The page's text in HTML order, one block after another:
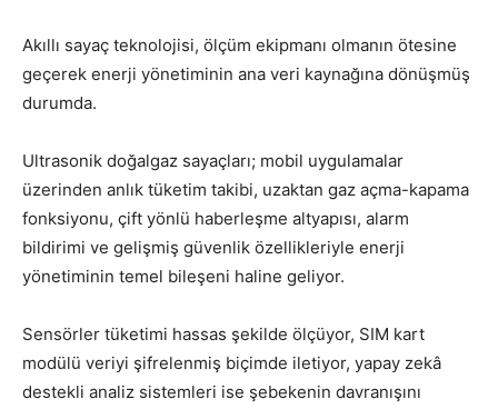
Akıllı sayaç teknolojisi, ölçüm ekipmanı olmanın ötesine
geçerek enerji yönetiminin ana veri kaynağına dönüşmüş
durumda.
Ultrasonik doğalgaz sayaçları; mobil uygulamalar
üzerinden anlık tüketim takibi, uzaktan gaz açma-kapama
fonksiyonu, çift yönlü haberleşme altyapısı, alarm
bildirimi ve gelişmiş güvenlik özellikleriyle enerji
yönetiminin temel bileşeni haline geliyor.
Sensörler tüketimi hassas şekilde ölçüyor, SIM kart
modülü veriyi şifrelenmiş biçimde iletiyor, yapay zekâ
destekli analiz sistemleri ise şebekenin davranışını